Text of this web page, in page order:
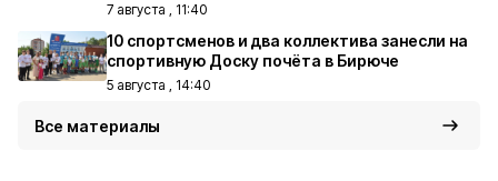
7 августа , 11:40
10 спортсменов и два коллектива занесли на
спортивную Доску почёта в Бирюче
5 августа , 14:40
Все материалы